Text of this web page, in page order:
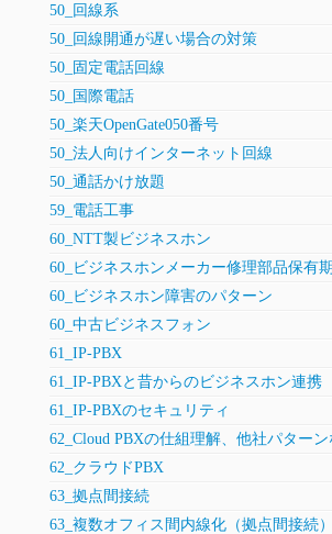
50_回線系
50_回線開通が遅い場合の対策
50_固定電話回線
50_国際電話
50_楽天OpenGate050番号
50_法人向けインターネット回線
50_通話かけ放題
59_電話工事
60_NTT製ビジネスホン
60_ビジネスホンメーカー修理部品保有
60_ビジネスホン障害のパターン
60_中古ビジネスフォン
61_IP-PBX
61_IP-PBXと昔からのビジネスホン連携
61_IP-PBXのセキュリティ
62_Cloud PBXの仕組理解、他社パターン
62_クラウドPBX
63_拠点間接続
63_複数オフィス間内線化（拠点間接続）